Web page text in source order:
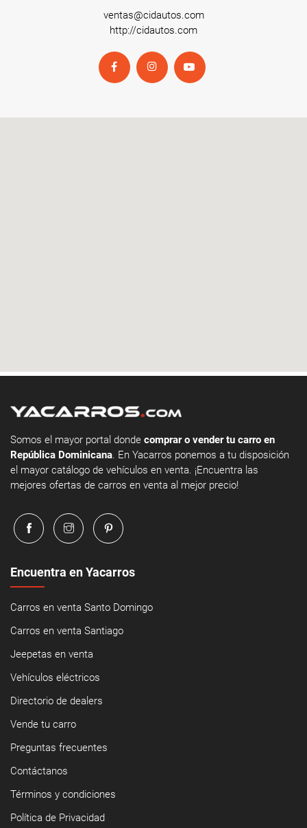
ventas@cidautos.com
http://cidautos.com
Somos el mayor portal donde comprar o vender tu carro en
República Dominicana. En Yacarros ponemos a tu disposición
el mayor catálogo de vehículos en venta. ¡Encuentra las
mejores ofertas de carros en venta al mejor precio!
Encuentra en Yacarros
Carros en venta Santo Domingo
Carros en venta Santiago
Jeepetas en venta
Vehículos eléctricos
Directorio de dealers
Vende tu carro
Preguntas frecuentes
Contáctanos
Términos y condiciones
Política de Privacidad